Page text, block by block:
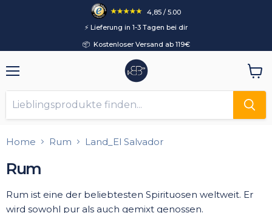
4,85 / 5.00
⚡️ Lieferung in 1-3 Tagen bei dir
📦 Kostenloser Versand ab 119€
Home Rum Land_El Salvador
Rum
Rum ist eine der beliebtesten Spirituosen weltweit. Er
wird sowohl pur als auch gemixt genossen.